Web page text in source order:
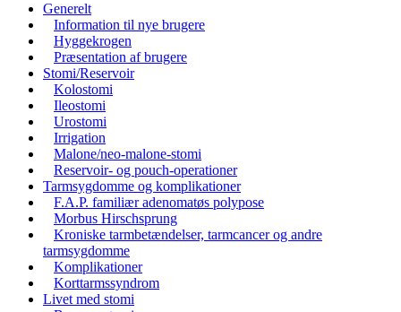
Generelt
Information til nye brugere
Hyggekrogen
Præsentation af brugere
Stomi/Reservoir
Kolostomi
Ileostomi
Urostomi
Irrigation
Malone/neo-malone-stomi
Reservoir- og pouch-operationer
Tarmsygdomme og komplikationer
F.A.P. familiær adenomatøs polypose
Morbus Hirschsprung
Kroniske tarmbetændelser, tarmcancer og andre
tarmsygdomme
Komplikationer
Korttarmssyndrom
Livet med stomi